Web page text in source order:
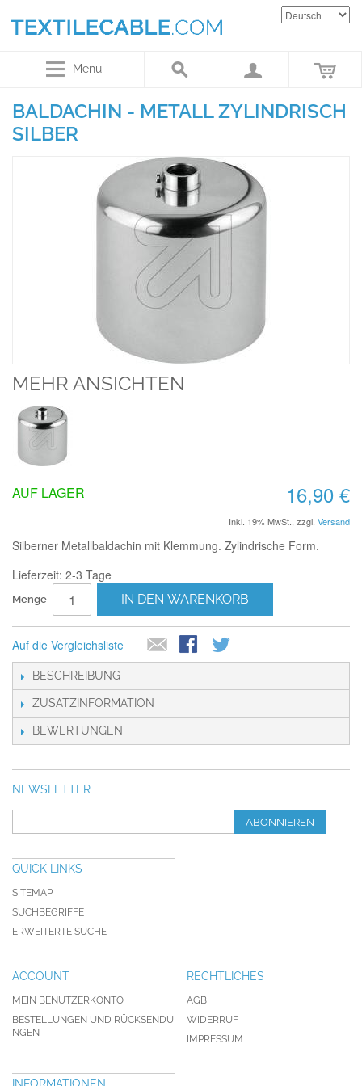
Menu
BALDACHIN - METALL ZYLINDRISCH
SILBER
MEHR ANSICHTEN
16,90 €
Inkl. 19% MwSt., zzgl. Versand
AUF LAGER
Silberner Metallbaldachin mit Klemmung. Zylindrische Form.
Lieferzeit: 2-3 Tage
Menge IN DEN WARENKORB
Auf die Vergleichsliste
BESCHREIBUNG
ZUSATZINFORMATION
BEWERTUNGEN
NEWSLETTER
ABONNIEREN
QUICK LINKS
SITEMAP
SUCHBEGRIFFE
ERWEITERTE SUCHE
ACCOUNT
MEIN BENUTZERKONTO
BESTELLUNGEN UND RÜCKSENDU
NGEN
RECHTLICHES
AGB
WIDERRUF
IMPRESSUM